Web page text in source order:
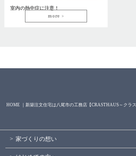
室内の熱中症に注意！
more
HOME ｜新築注文住宅は八尾市の工務店【CRASTHAUS～クラ
家づくりの想い